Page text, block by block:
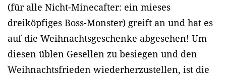
(für alle Nicht-Minecafter: ein mieses
dreiköpfiges Boss-Monster) greift an und hat es
auf die Weihnachtsgeschenke abgesehen! Um
diesen üblen Gesellen zu besiegen und den
Weihnachtsfrieden wiederherzustellen, ist die